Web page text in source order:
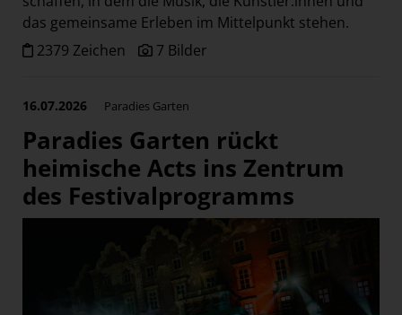
das gemeinsame Erleben im Mittelpunkt stehen.
2379 Zeichen
7 Bilder
16.07.2026 Paradies Garten
Paradies Garten rückt
heimische Acts ins Zentrum
des Festivalprogramms